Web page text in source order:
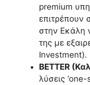
premium
επιτρέπουν
στην Εκάλη
της με
Investment).
BETTER
λύσεις